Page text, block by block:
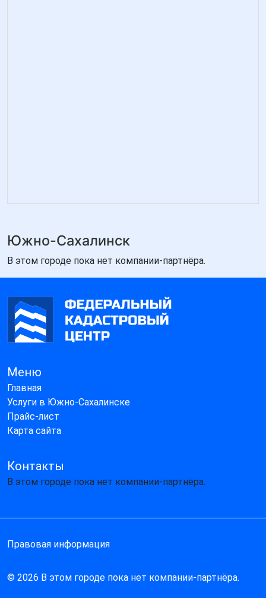
Южно-Сахалинск
В этом городе пока нет компании-партнёра.
Меню
Главная
Услуги в Южно-Сахалинске
Прайс-лист
Карта сайта
Контакты
В этом городе пока нет компании-партнёра.
© 2026 В этом городе пока нет компании-партнёра.
Правовая информация